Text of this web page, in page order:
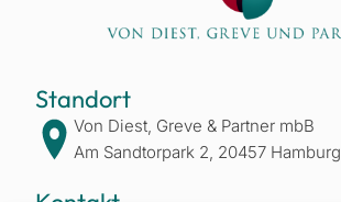
Standort
Von Diest, Greve & Partner mbB
Am Sandtorpark 2, 20457 Hamburg